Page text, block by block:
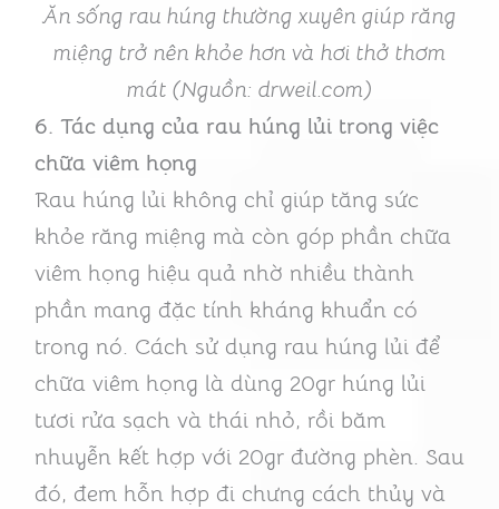
Ăn sống rau húng thường xuyên giúp răng
miệng trở nên khỏe hơn và hơi thở thơm
mát (Nguồn: drweil.com)
6. Tác dụng của rau húng lủi trong việc
chữa viêm họng
Rau húng lủi không chỉ giúp tăng sức
khỏe răng miệng mà còn góp phần chữa
viêm họng hiệu quả nhờ nhiều thành
phần mang đặc tính kháng khuẩn có
trong nó. Cách sử dụng rau húng lủi để
chữa viêm họng là dùng 20gr húng lủi
tươi rửa sạch và thái nhỏ, rồi băm
nhuyễn kết hợp với 20gr đường phèn. Sau
đó, đem hỗn hợp đi chưng cách thủy và